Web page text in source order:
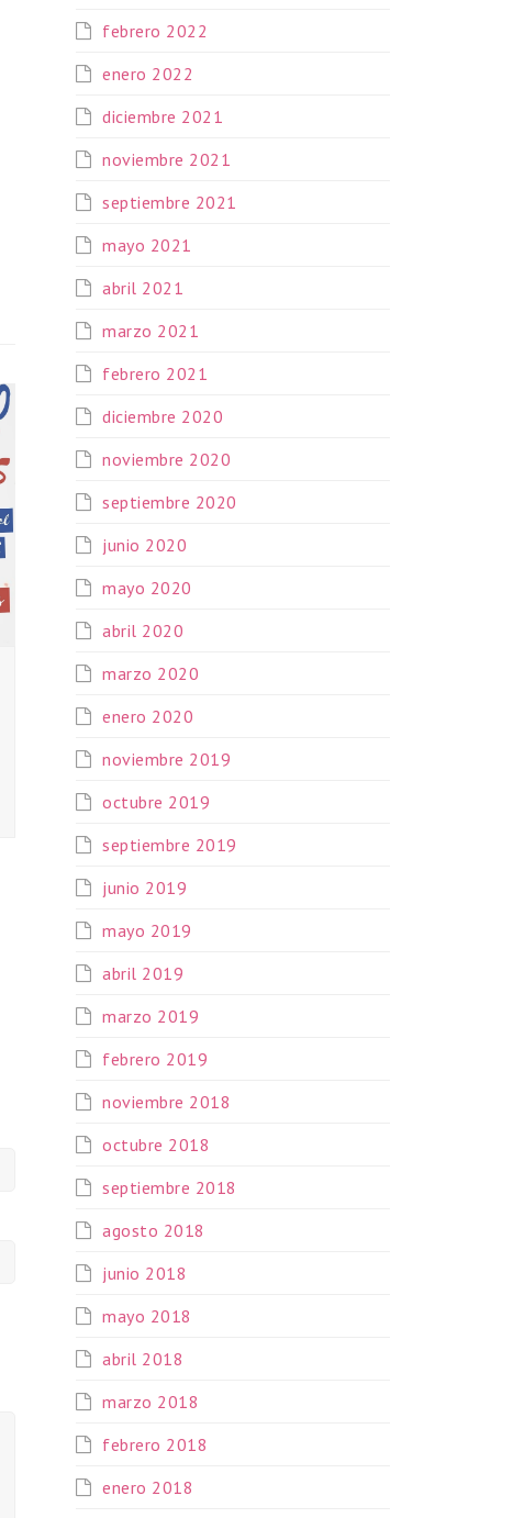
febrero 2022
enero 2022
diciembre 2021
noviembre 2021
septiembre 2021
mayo 2021
abril 2021
marzo 2021
febrero 2021
diciembre 2020
noviembre 2020
septiembre 2020
junio 2020
mayo 2020
abril 2020
marzo 2020
enero 2020
noviembre 2019
octubre 2019
septiembre 2019
junio 2019
mayo 2019
abril 2019
marzo 2019
febrero 2019
noviembre 2018
octubre 2018
septiembre 2018
agosto 2018
junio 2018
mayo 2018
abril 2018
marzo 2018
febrero 2018
enero 2018